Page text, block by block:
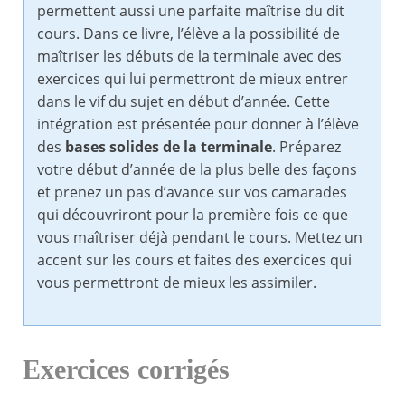
permettent aussi une parfaite maîtrise du dit
cours. Dans ce livre, l’élève a la possibilité de
maîtriser les débuts de la terminale avec des
exercices qui lui permettront de mieux entrer
dans le vif du sujet en début d’année. Cette
intégration est présentée pour donner à l’élève
des bases solides de la terminale. Préparez
votre début d’année de la plus belle des façons
et prenez un pas d’avance sur vos camarades
qui découvriront pour la première fois ce que
vous maîtriser déjà pendant le cours. Mettez un
accent sur les cours et faites des exercices qui
vous permettront de mieux les assimiler.
Exercices corrigés